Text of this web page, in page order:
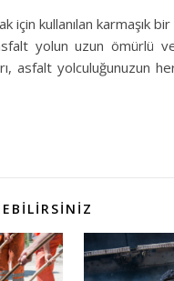
için kullanılan karmaşık
yolun uzun ömürlü ve
asfalt yolculuğunuzun